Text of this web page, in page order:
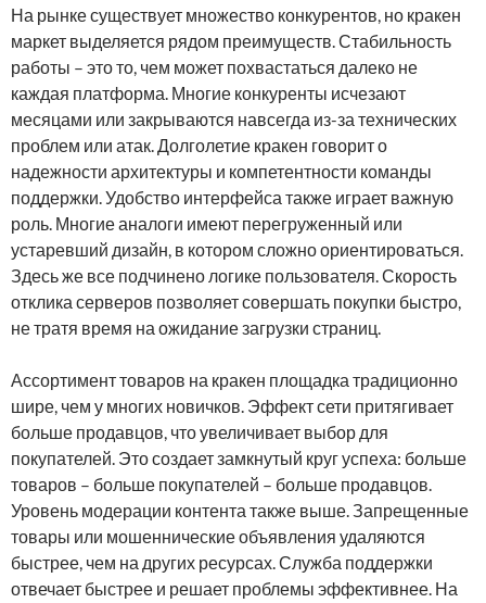
На рынке существует множество конкурентов, но кракен
маркет выделяется рядом преимуществ. Стабильность
работы – это то, чем может похвастаться далеко не
каждая платформа. Многие конкуренты исчезают
месяцами или закрываются навсегда из-за технических
проблем или атак. Долголетие кракен говорит о
надежности архитектуры и компетентности команды
поддержки. Удобство интерфейса также играет важную
роль. Многие аналоги имеют перегруженный или
устаревший дизайн, в котором сложно ориентироваться.
Здесь же все подчинено логике пользователя. Скорость
отклика серверов позволяет совершать покупки быстро,
не тратя время на ожидание загрузки страниц.
Ассортимент товаров на кракен площадка традиционно
шире, чем у многих новичков. Эффект сети притягивает
больше продавцов, что увеличивает выбор для
покупателей. Это создает замкнутый круг успеха: больше
товаров – больше покупателей – больше продавцов.
Уровень модерации контента также выше. Запрещенные
товары или мошеннические объявления удаляются
быстрее, чем на других ресурсах. Служба поддержки
отвечает быстрее и решает проблемы эффективнее. На